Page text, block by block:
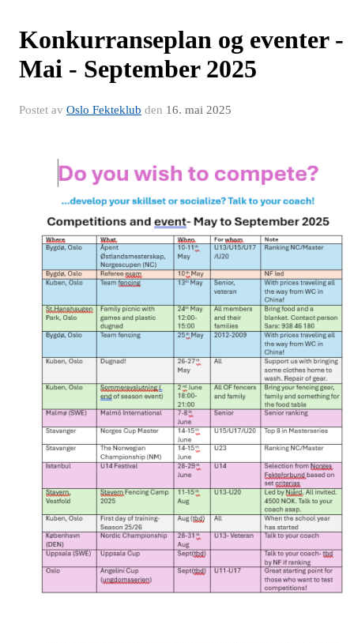
Konkurranseplan og eventer -
Mai - September 2025
Postet av Oslo Fekteklub den 16. mai 2025